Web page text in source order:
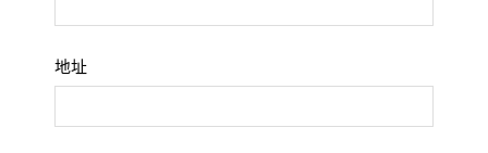
地址